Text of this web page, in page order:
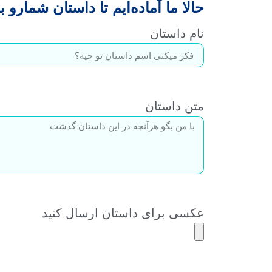
حالا ما آماده‌ایم تا داستان شمارو
نام داستان
متن داستان
عکسی برای داستان ارسال کنید